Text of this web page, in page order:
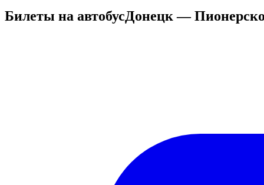
Билеты на автобусДонецк —